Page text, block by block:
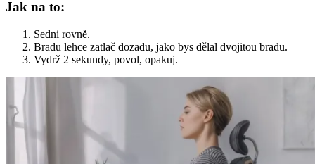
Jak na to:
Sedni rovně.
Bradu lehce zatlač dozadu, jako bys dělal dvojitou bradu.
Vydrž 2 sekundy, povol, opakuj.